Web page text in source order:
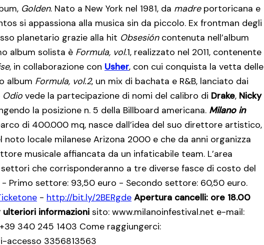
Golden. Nato a New York nel 1981, da madreportoricana e
si appassiona alla musica sin da piccolo. Ex frontman degli
planetario grazie alla hit Obsesión contenuta nell’album
album solista è Formula, vol.1, realizzato nel 2011, contenente
, in collaborazione con Usher, con cui conquista la vetta delle
album Formula, vol.2, un mix di bachata e R&B, lanciato dai
Odio vede la partecipazione di nomi del calibro di Drake, Nicky
la posizione n. 5 della Billboard americana. Milano in
di 400.000 mq, nasce dall’idea del suo direttore artistico,
noto locale milanese Arizona 2000 e che da anni organizza
musicale affiancata da un infaticabile team. L’area
che corrisponderanno a tre diverse fasce di costo del
Primo settore: 93,50 euro - Secondo settore: 60,50 euro.
- http://bit.ly/2BERgde Apertura cancelli: ore 18.00
ulteriori informazioni sito: www.milanoinfestival.net e-mail:
340 245 1403 Come raggiungerci:
accesso 3356813563